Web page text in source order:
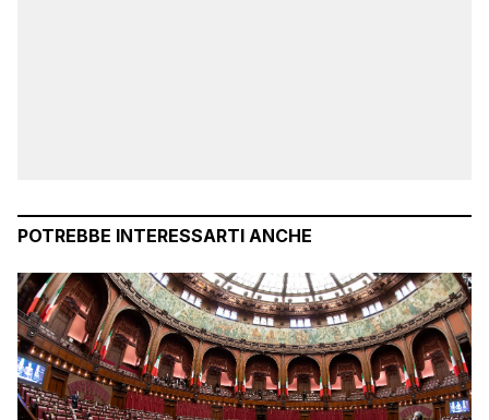
POTREBBE INTERESSARTI ANCHE